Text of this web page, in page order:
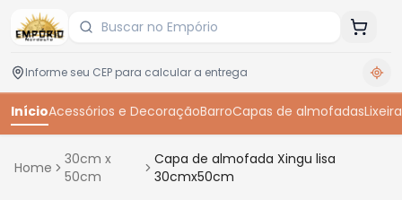
InícioAcessórios e DecoraçãoBarroCapas de almofadasLixeira
Home
30cm x
50cm
Capa de almofada Xingu lisa
30cmx50cm